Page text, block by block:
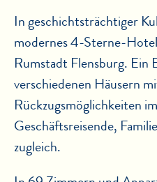
In geschichtsträchtiger
modernes 4-Sterne-
Rumstadt Flensburg. Ein
verschiedenen Häusern
Rückzugsmöglichkeiten
Geschäftsreisende,
zugleich.